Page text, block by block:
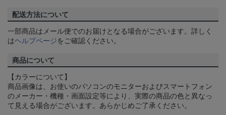
配送方法について
一部商品はメール便でのお届けとなる場合がございます。詳しく
はヘルプページをご確認ください。
商品について
【カラーについて】
商品画像は、お使いのパソコンのモニターおよびスマートフォン
のメーカー・機種・画面設定等により、実際の商品の色と異なっ
て見える場合がございます。あらかじめご了承ください。